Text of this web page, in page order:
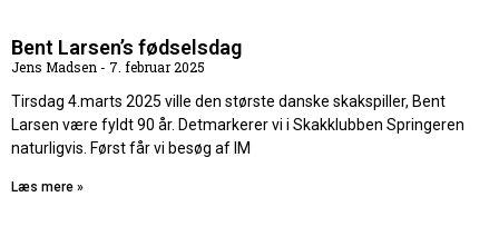
Bent Larsen’s fødselsdag
Jens Madsen
7. februar 2025
Tirsdag 4.marts 2025 ville den største danske skakspiller, Bent
Larsen være fyldt 90 år. Detmarkerer vi i Skakklubben Springeren
naturligvis. Først får vi besøg af IM
Læs mere »